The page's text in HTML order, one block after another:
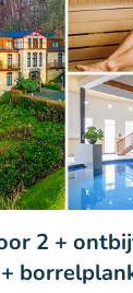
2 +